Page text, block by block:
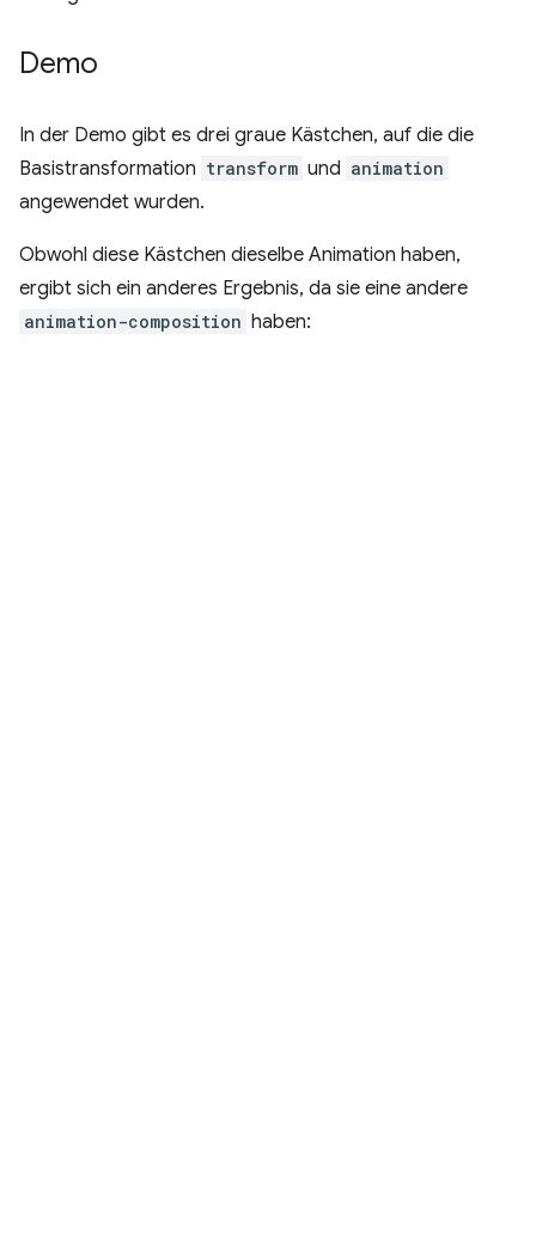
Demo
In der Demo gibt es drei graue Kästchen, auf die die
Basistransformation transform und animation
angewendet wurden.
Obwohl diese Kästchen dieselbe Animation haben,
ergibt sich ein anderes Ergebnis, da sie eine andere
animation-composition haben: